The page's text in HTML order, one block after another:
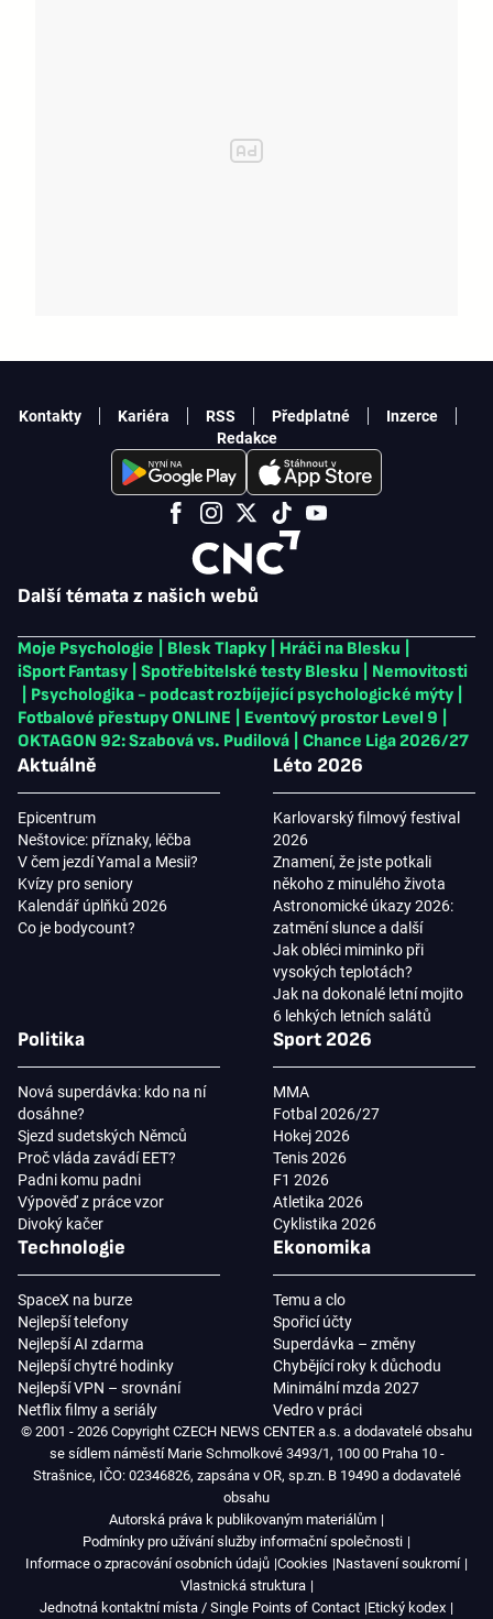
Další témata z našich webů
Moje Psychologie Blesk Tlapky Hráči na Blesku
iSport Fantasy
Spotřebitelské testy Blesku
Nemovitosti
Psychologika - podcast rozbíjející psychologické mýty
Fotbalové přestupy ONLINE
Eventový prostor Level 9
OKTAGON 92: Szabová vs. Pudilová
Chance Liga 2026/27
Aktuálně
Epicentrum
Neštovice: příznaky, léčba
V čem jezdí Yamal a Mesii?
Kvízy pro seniory
Kalendář úplňků 2026
Co je bodycount?
Léto 2026
Karlovarský filmový festival
2026
Znamení, že jste potkali
někoho z minulého života
Astronomické úkazy 2026:
zatmění slunce a další
Jak obléci miminko při
vysokých teplotách?
Jak na dokonalé letní mojito
6 lehkých letních salátů
Politika
Nová superdávka: kdo na ní
dosáhne?
Sjezd sudetských Němců
Proč vláda zavádí EET?
Padni komu padni
Výpověď z práce vzor
Divoký kačer
Sport 2026
MMA
Fotbal 2026/27
Hokej 2026
Tenis 2026
F1 2026
Atletika 2026
Cyklistika 2026
Technologie
SpaceX na burze
Nejlepší telefony
Nejlepší AI zdarma
Nejlepší chytré hodinky
Nejlepší VPN – srovnání
Netflix filmy a seriály
Ekonomika
Temu a clo
Spořicí účty
Superdávka – změny
Chybějící roky k důchodu
Minimální mzda 2027
Vedro v práci
Kontakty Kariéra RSS Předplatné
Inzerce
Redakce
© 2001 - 2026 Copyright CZECH NEWS CENTER a.s. a dodavatelé obsahu
se sídlem náměstí Marie Schmolkové 3493/1, 100 00 Praha 10 -
Strašnice, IČO: 02346826, zapsána v OR, sp.zn. B 19490 a dodavatelé
obsahu
Autorská práva k publikovaným materiálům
Podmínky pro užívání služby informační společnosti
Informace o zpracování osobních údajů Cookies Nastavení soukromí
Vlastnická struktura
Jednotná kontaktní místa / Single Points of Contact Etický kodex